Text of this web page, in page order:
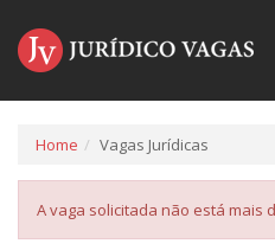
Home Vagas Jurídicas
A vaga solicitada não está mais